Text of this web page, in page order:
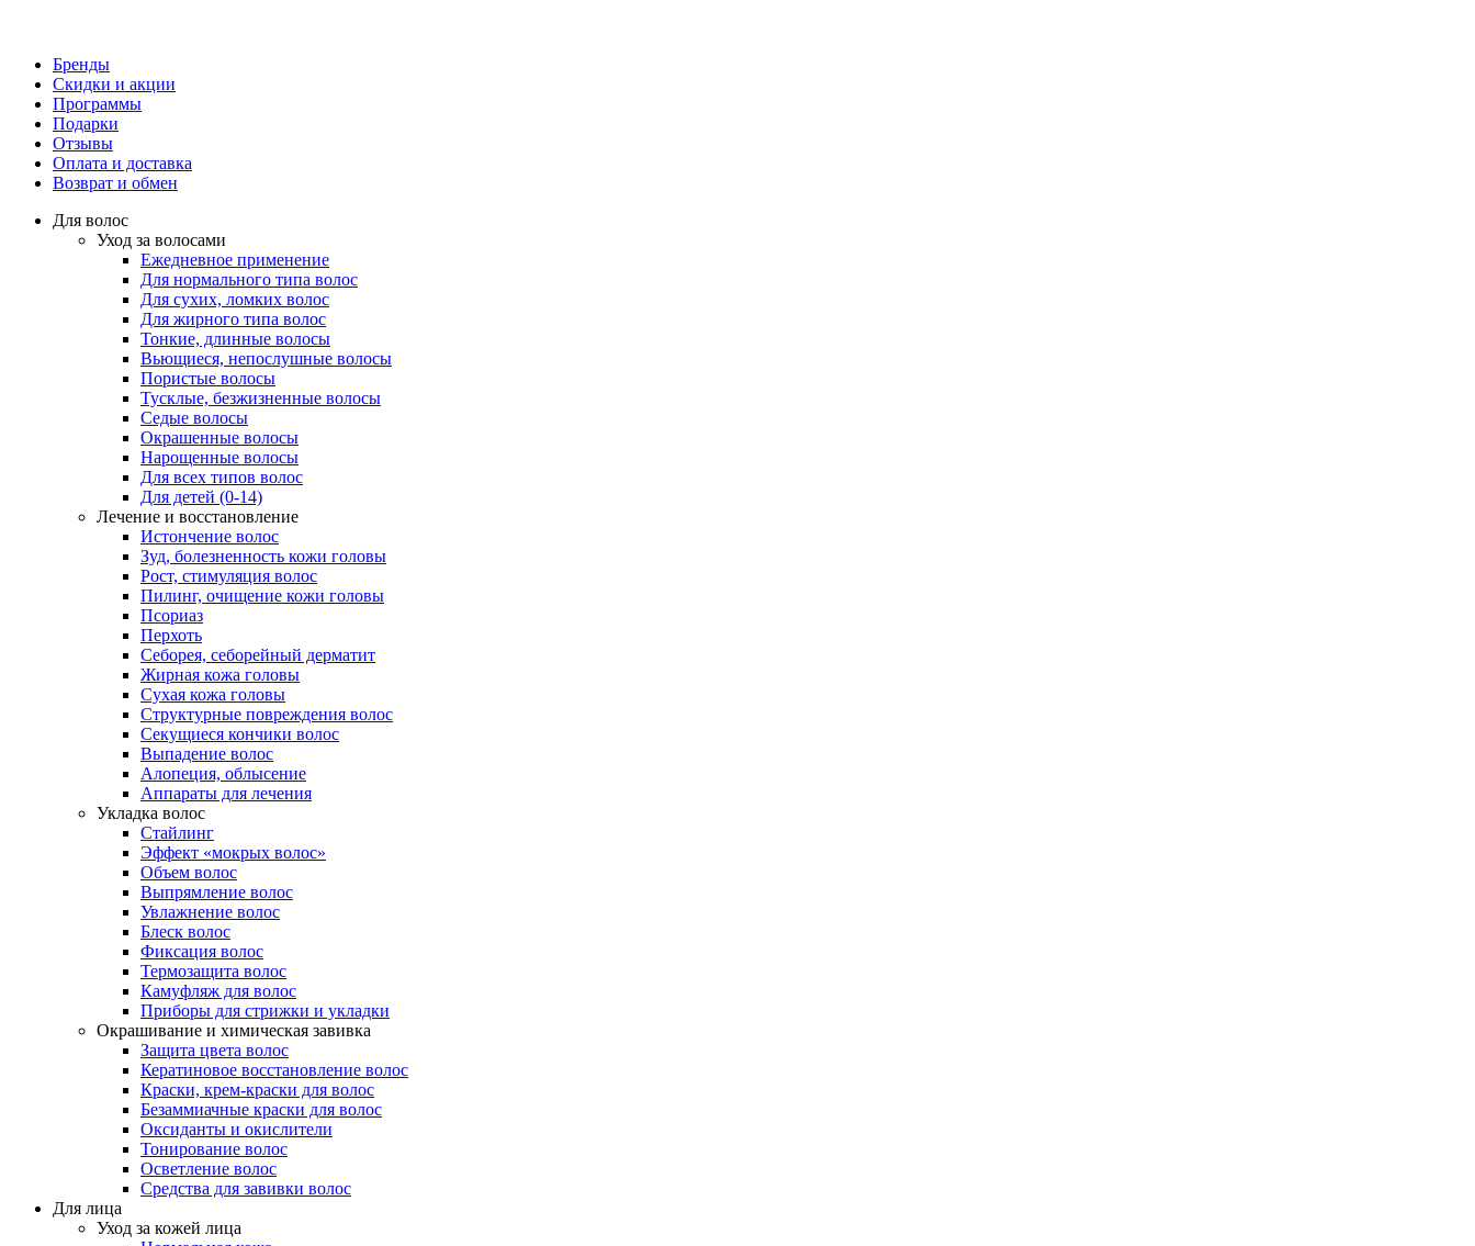
Бренды
Скидки и акции
Программы
Подарки
Отзывы
Оплата и доставка
Возврат и обмен
Для волос
Уход за волосами
Ежедневное применение
Для нормального типа волос
Для сухих, ломких волос
Для жирного типа волос
Тонкие, длинные волосы
Вьющиеся, непослушные волосы
Пористые волосы
Тусклые, безжизненные волосы
Седые волосы
Окрашенные волосы
Нарощенные волосы
Для всех типов волос
Для детей (0-14)
Лечение и восстановление
Истончение волос
Зуд, болезненность кожи головы
Рост, стимуляция волос
Пилинг, очищение кожи головы
Псориаз
Перхоть
Себорея, себорейный дерматит
Жирная кожа головы
Сухая кожа головы
Структурные повреждения волос
Секущиеся кончики волос
Выпадение волос
Алопеция, облысение
Аппараты для лечения
Укладка волос
Стайлинг
Эффект «мокрых волос»
Объем волос
Выпрямление волос
Увлажнение волос
Блеск волос
Фиксация волос
Термозащита волос
Камуфляж для волос
Приборы для стрижки и укладки
Окрашивание и химическая завивка
Защита цвета волос
Кератиновое восстановление волос
Краски, крем-краски для волос
Безаммиачные краски для волос
Оксиданты и окислители
Тонирование волос
Осветление волос
Средства для завивки волос
Для лица
Уход за кожей лица